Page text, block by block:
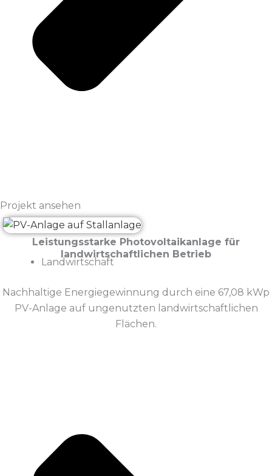
Projekt ansehen
Leistungsstarke Photovoltaikanlage für
landwirtschaftlichen Betrieb
Landwirtschaft
Nachhaltige Energiegewinnung durch eine 67,08 kWp
PV-Anlage auf ungenutzten landwirtschaftlichen
Flächen.